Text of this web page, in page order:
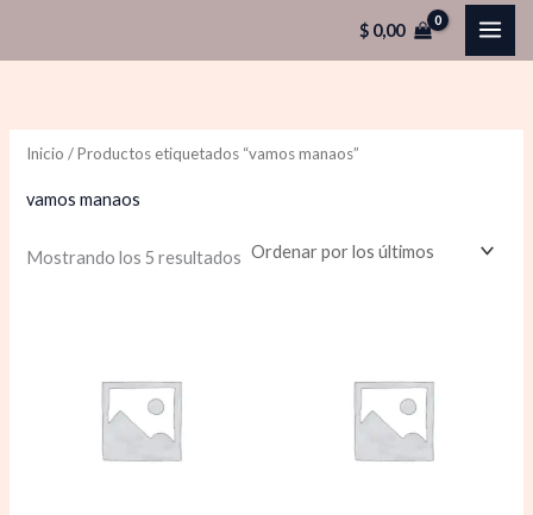
$0,00
Inicio / Productos etiquetados “vamos manaos”
vamos manaos
Mostrando los 5 resultados
últimos